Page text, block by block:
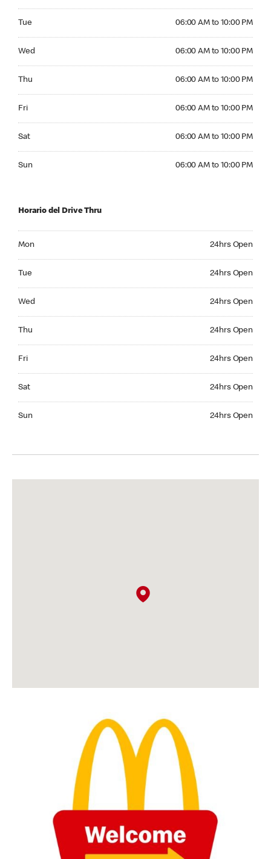
Tue 06:00 AM to 10:00 PM
Wed 06:00 AM to 10:00 PM
Thu 06:00 AM to 10:00 PM
Fri 06:00 AM to 10:00 PM
Sat 06:00 AM to 10:00 PM
Sun 06:00 AM to 10:00 PM
Horario del Drive Thru
Mon 24hrs Open
Tue 24hrs Open
Wed 24hrs Open
Thu 24hrs Open
Fri 24hrs Open
Sat 24hrs Open
Sun 24hrs Open